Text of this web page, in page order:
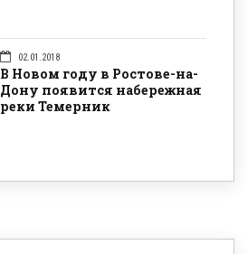
02.01.2018
В Новом году в Ростове-на-
Дону появится набережная
реки Темерник